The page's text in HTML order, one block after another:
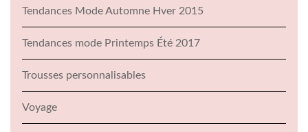
Tendances Mode Automne Hver 2015
Tendances mode Printemps Été 2017
Trousses personnalisables
Voyage